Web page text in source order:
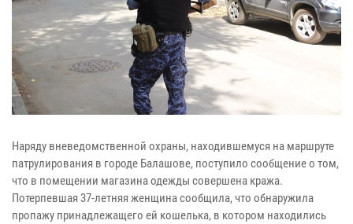
Наряду вневедомственной охраны, находившемуся на маршруте
патрулирования в городе Балашове, поступило сообщение о том,
что в помещении магазина одежды совершена кража.
Потерпевшая 37-летняя женщина сообщила, что обнаружила
пропажу принадлежащего ей кошелька, в котором находились